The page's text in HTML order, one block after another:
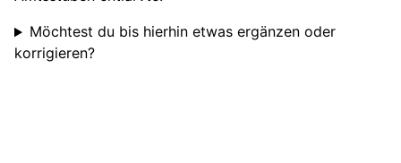
Möchtest du bis hierhin etwas ergänzen oder
korrigieren?